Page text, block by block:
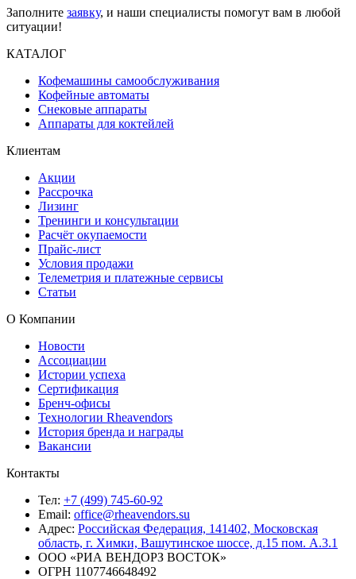
Заполните заявку, и наши специалисты помогут вам в любой
ситуации!
КАТАЛОГ
Кофемашины самообслуживания
Кофейные автоматы
Снековые аппараты
Аппараты для коктейлей
Клиентам
Акции
Рассрочка
Лизинг
Тренинги и консультации
Расчёт окупаемости
Прайс-лист
Условия продажи
Телеметрия и платежные сервисы
Статьи
О Компании
Новости
Ассоциации
Истории успеха
Сертификация
Бренч-офисы
Технологии Rheavendors
История бренда и награды
Вакансии
Контакты
Тел: +7 (499) 745-60-92
Email: office@rheavendors.su
Адрес: Российская Федерация, 141402, Московская
область, г. Химки, Вашутинское шоссе, д.15 пом. А.3.1
ООО «РИА ВЕНДОРЗ ВОСТОК»
ОГРН 1107746648492